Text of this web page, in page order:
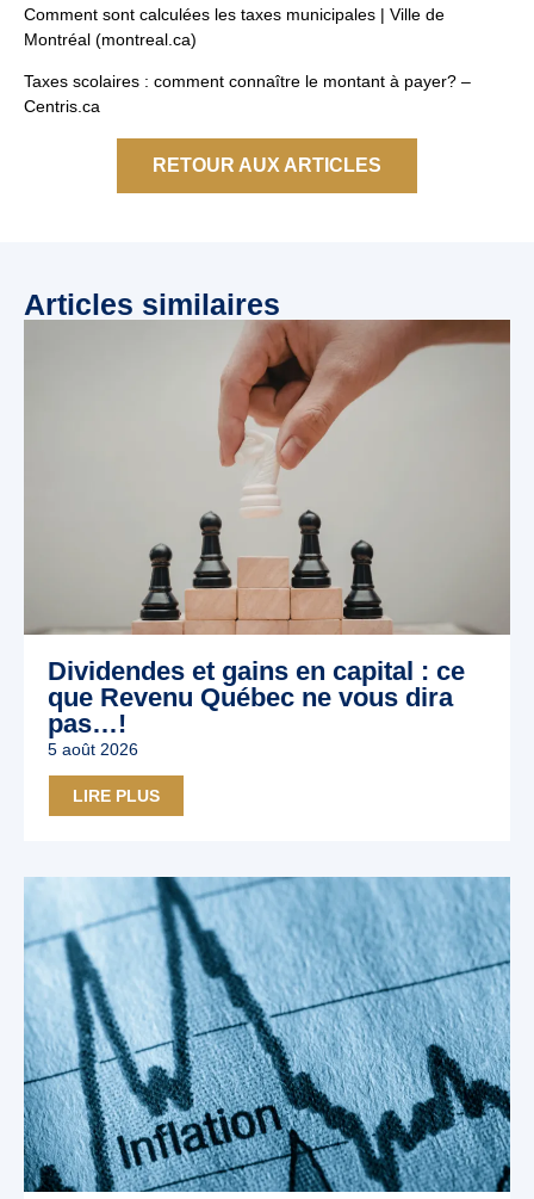
Comment sont calculées les taxes municipales | Ville de
Montréal (montreal.ca)
Taxes scolaires : comment connaître le montant à payer? –
Centris.ca
RETOUR AUX ARTICLES
Articles similaires
Dividendes et gains en capital : ce
que Revenu Québec ne vous dira
pas…!
5 août 2026
LIRE PLUS